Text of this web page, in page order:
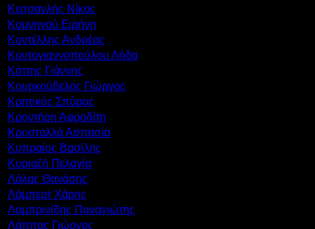
Κεσσανλής Νίκος
Κομνηνού Ειρήνη
Κοντέλλης Ανδρέας
Κοντογιαννοπούλου Λήδα
Κόττης Γιάννης
Κουρκούβελος Γιώργος
Κρητικός Σπύρος
Κροντήρη Αφροδίτη
Κρυσταλλά Ασπασία
Κυπραίος Βασίλης
Κυριαζή Πελαγία
Λάλας Θανάσης
Λάμπερτ Χάρης
Λαμπρινίδης Παναγιώτης
Λάππας Γιώργος